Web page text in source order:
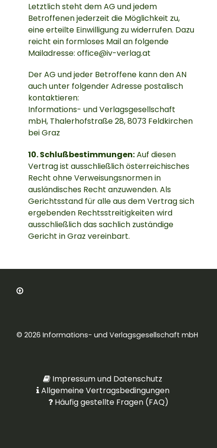
Letztlich steht dem AG und jedem
Betroffenen jederzeit die Möglichkeit zu,
eine erteilte Einwilligung zu widerrufen. Dazu
reicht ein formloses Mail an folgende
Mailadresse: office@iv-verlag.at
Der AG und jeder Betroffene kann den AN
auch unter folgender Adresse postalisch
kontaktieren:
Informations- und Verlagsgesellschaft
mbH, Thalerhofstraße 28, 8073 Feldkirchen
bei Graz
10. Schlußbestimmungen:Auf diesen
Vertrag ist ausschließlich österreichisches
Recht ohne Verweisungsnormen in
ausländisches Recht anzuwenden. Als
Gerichtsstand für alle aus dem Vertrag sich
ergebenden Rechtsstreitigkeiten wird
ausschließlich das sachlich zuständige
Gericht in Graz vereinbart.
© 2026 Informations- und Verlagsgesellschaft mbH
Impressum und Datenschutz
Allgemeine Vertragsbedingungen
Häufig gestellte Fragen (FAQ)